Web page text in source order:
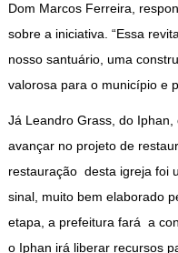
Dom Marcos Ferreira,
sobre a iniciativa. “Essa
nosso santuário, uma
valorosa para o município e
Já Leandro Grass, do
avançar no projeto de
restauração desta igreja foi
sinal, muito bem elaborado
etapa, a prefeitura fará a
o Iphan irá liberar recursos